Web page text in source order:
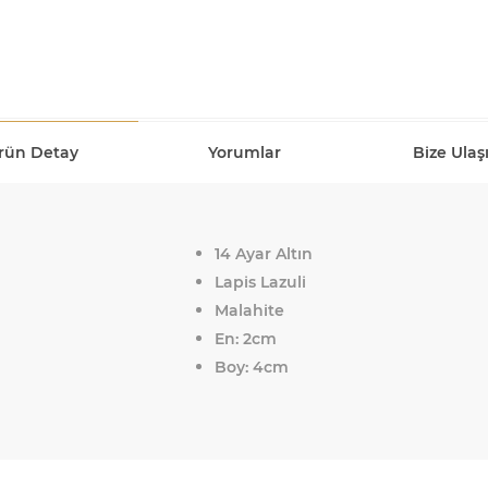
Detay Yorumlar Bize
14 Ayar Altın
Lapis Lazuli
Malahite
En: 2cm
Boy: 4cm